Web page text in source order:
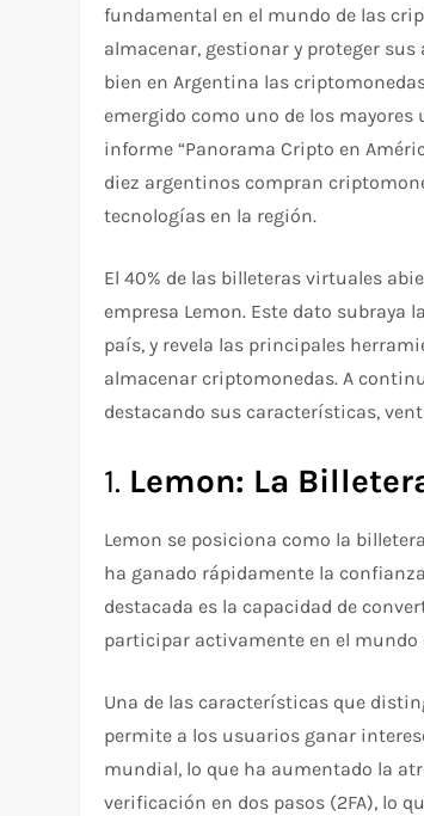
fundamental en el mundo de las
almacenar, gestionar y proteger
bien en Argentina las
emergido como uno de los
informe “Panorama Cripto en
diez argentinos compran
tecnologías en la región.
El 40% de las billeteras virtuales
empresa Lemon. Este dato
país, y revela las principales
almacenar criptomonedas. A
destacando sus características,
1. Lemon: La
Lemon se posiciona como la
ha ganado rápidamente la
destacada es la capacidad de
participar activamente en el
Una de las características que
permite a los usuarios ganar
mundial, lo que ha aumentado la
verificación en dos pasos (2FA), lo